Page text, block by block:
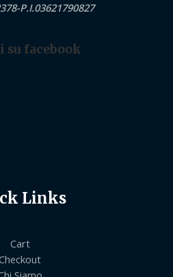
P.I.03621790827
su facebook
Links
Cart